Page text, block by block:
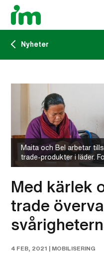
OM IM
CAREER SITE
VAD VI GÖR
VAD DU KAN GÖRA
AKTUELLT
Nyheter
IM:s tidskrift
Nyheter
Maita och Bel arbetar
trade-produkter i läder.
Med kärlek
trade
4 FEB, 2021 | MOBILISERING